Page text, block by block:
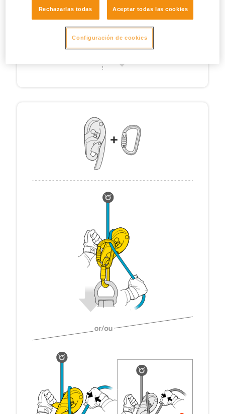
Rechazarlas todas Aceptar todas las cookies
Configuración de cookies